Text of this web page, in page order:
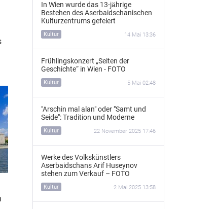
In Wien wurde das 13‑jährige
Bestehen des Aserbaidschanischen
Kulturzentrums gefeiert
Kultur 14 Mai 13:36
Frühlingskonzert „Seiten der
Geschichte“ in Wien - FOTO
Kultur 5 Mai 02:48
"Arschin mal alan" oder "Samt und
Seide": Tradition und Moderne
Kultur 22 November 2025 17:46
Werke des Volkskünstlers
Aserbaidschans Arif Huseynov
stehen zum Verkauf – FOTO
Kultur 2 Mai 2025 13:58